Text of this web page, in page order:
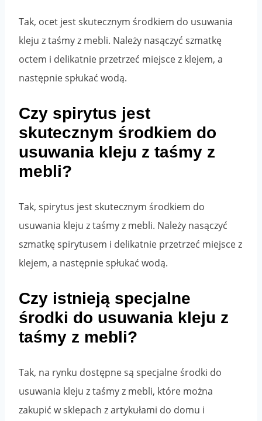
Tak, ocet jest skutecznym środkiem do usuwania
kleju z taśmy z mebli. Należy nasączyć szmatkę
octem i delikatnie przetrzeć miejsce z klejem, a
następnie spłukać wodą.
Czy spirytus jest
skutecznym środkiem do
usuwania kleju z taśmy z
mebli?
Tak, spirytus jest skutecznym środkiem do
usuwania kleju z taśmy z mebli. Należy nasączyć
szmatkę spirytusem i delikatnie przetrzeć miejsce z
klejem, a następnie spłukać wodą.
Czy istnieją specjalne
środki do usuwania kleju z
taśmy z mebli?
Tak, na rynku dostępne są specjalne środki do
usuwania kleju z taśmy z mebli, które można
zakupić w sklepach z artykułami do domu i